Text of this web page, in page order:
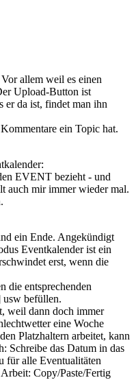
allem weil es einen
Upload-Button ist
er da ist, findet man ihn
ein Topic hat.
EVENT bezieht - und
auch mir immer wieder mal.
ein Ende. Angekündigt
Eventkalender ist ein
erst, wenn die
die entsprechenden
befüllen.
weil dann doch immer
eine Woche
Platzhaltern arbeitet, kann
Schreibe das Datum in das
für alle Eventualitäten
Copy/Paste/Fertig